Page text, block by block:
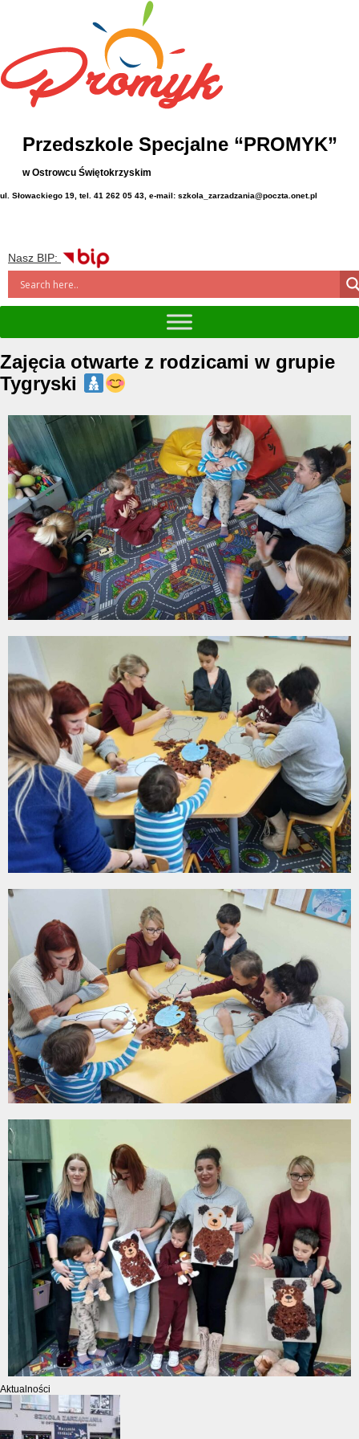
Przedszkole Specjalne “PROMYK”
w Ostrowcu Świętokrzyskim
ul. Słowackiego 19, tel. 41 262 05 43, e-mail: szkola_zarzadzania@poczta.onet.pl
Nasz BIP:
Zajęcia otwarte z rodzicami w grupie
Tygryski
Aktualności